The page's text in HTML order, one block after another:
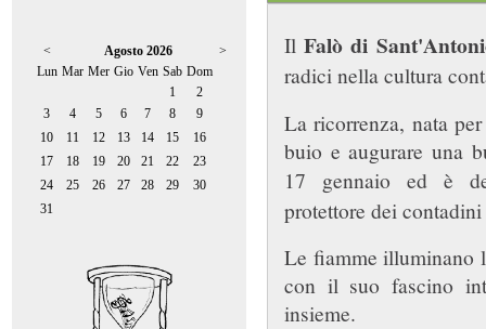
< Agosto 2026
>
Lun Mar Mer Gio Ven Sab Dom
1
2
3
4 5 6 7 8
9
10
11 12 13 14 15
16
17
18 19 20 21 22
23
24
25 26 27 28 29
30
31
IlFalò di
radici nella cultura
La ricorrenza, nata
buio e augurare una
17 gennaio ed è
protettore dei
Le fiamme illuminano
con il suo fascino
insieme.